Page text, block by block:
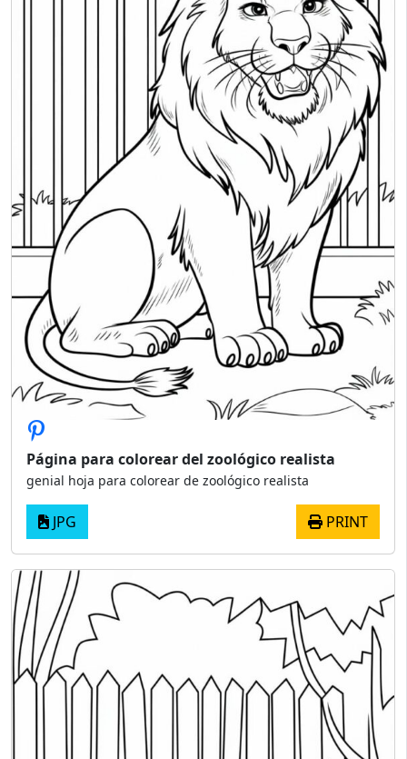
Página para colorear del zoológico realista
genial hoja para colorear de zoológico realista
JPG PRINT